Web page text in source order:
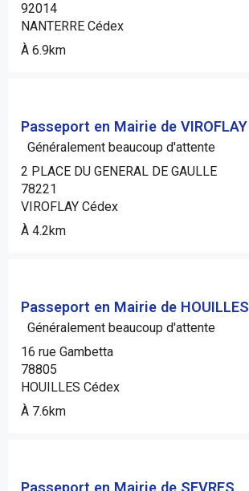
92014
NANTERRE Cédex
À 6.9km
Passeport en Mairie de VIROFLAY
Généralement beaucoup d'attente
2 PLACE DU GENERAL DE GAULLE
78221
VIROFLAY Cédex
À 4.2km
Passeport en Mairie de HOUILLES
Généralement beaucoup d'attente
16 rue Gambetta
78805
HOUILLES Cédex
À 7.6km